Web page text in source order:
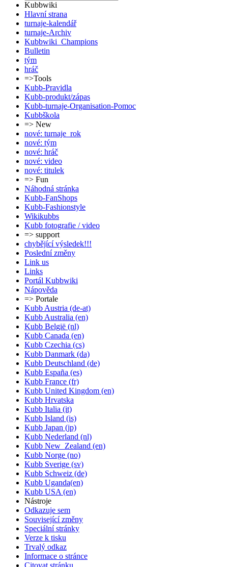
Kubbwiki
Hlavní strana
turnaje-kalendář
turnaje-Archiv
Kubbwiki_Champions
Bulletin
tým
hráč
=>Tools
Kubb-Pravidla
Kubb-produkt/zápas
Kubb-turnaje-Organisation-Pomoc
Kubbškola
=> New
nové: turnaje_rok
nové: tým
nové: hráč
nové: video
nové: titulek
=> Fun
Náhodná stránka
Kubb-FanShops
Kubb-Fashionstyle
Wikikubbs
Kubb fotografie / video
=> support
chybějící výsledek!!!
Poslední změny
Link us
Links
Portál Kubbwiki
Nápověda
=> Portale
Kubb Austria (de-at)
Kubb Australia (en)
Kubb België (nl)
Kubb Canada (en)
Kubb Czechia (cs)
Kubb Danmark (da)
Kubb Deutschland (de)
Kubb España (es)
Kubb France (fr)
Kubb United Kingdom (en)
Kubb Hrvatska
Kubb Italia (it)
Kubb Island (is)
Kubb Japan (jp)
Kubb Nederland (nl)
Kubb New_Zealand (en)
Kubb Norge (no)
Kubb Sverige (sv)
Kubb Schweiz (de)
Kubb Uganda(en)
Kubb USA (en)
Nástroje
Odkazuje sem
Související změny
Speciální stránky
Verze k tisku
Trvalý odkaz
Informace o stránce